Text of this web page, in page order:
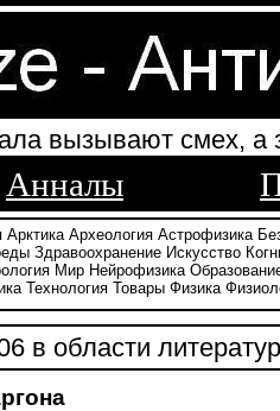
вызывают смех, а
Анналы
Арктика Археология Астрофизика
Здравоохранение Искусство
Мир Нейрофизика
Технология Товары Физика
в области